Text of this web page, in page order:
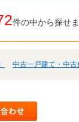
リノベー
8代疾病
産買取 空き
営業所 入間
おうちパ
件の中から探せま
中古一戸建て・中古